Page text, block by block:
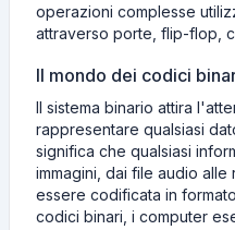
operazioni complesse
attraverso porte, flip-flop,
Il mondo dei codici
Il sistema binario attira
rappresentare qualsiasi
significa che qualsiasi
immagini, dai file audio
essere codificata in
codici binari, i computer